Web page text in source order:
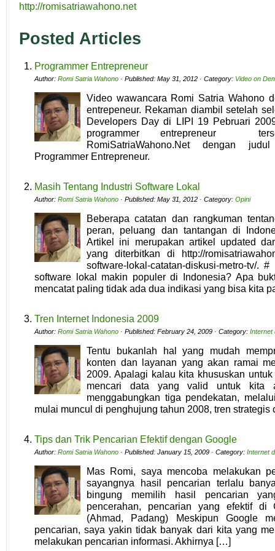
http://romisatriawahono.net
Posted Articles
Programmer Entrepreneur
Author: Romi Satria Wahono · Published: May 31, 2012 · Category: Video on
Video wawancara Romi Satria Wahono
entrepeneur. Rekaman diambil setelah
Developers Day di LIPI 19 Pebruari
programmer entrepreneur
RomiSatriaWahono.Net dengan
Programmer Entrepreneur.
Masih Tentang Industri Software Lokal
Author: Romi Satria Wahono · Published: May 31, 2012 · Category: Opini
Beberapa catatan dan rangkuman
peran, peluang dan tantangan di
Artikel ini merupakan artikel updated
yang diterbitkan di http://
software-lokal-catatan-diskusi-metro-tv/.
software lokal makin populer di Indonesia? Apa
mencatat paling tidak ada dua indikasi yang bisa kita
Tren Internet Indonesia 2009
Author: Romi Satria Wahono · Published: February 24, 2009 · Category: Internet
Tentu bukanlah hal yang mudah
konten dan layanan yang akan ramai
2009. Apalagi kalau kita khususkan
mencari data yang valid untuk kita
menggabungkan tiga pendekatan,
mulai muncul di penghujung tahun 2008, tren
Tips dan Trik Pencarian Efektif dengan Google
Author: Romi Satria Wahono · Published: January 15, 2009 · Category: Internet
Mas Romi, saya mencoba melakukan
sayangnya hasil pencarian terlalu
bingung memilih hasil pencarian
pencerahan, pencarian yang efektif
(Ahmad, Padang) Meskipun Google
pencarian, saya yakin tidak banyak dari kita yang
melakukan pencarian informasi. Akhirnya […]